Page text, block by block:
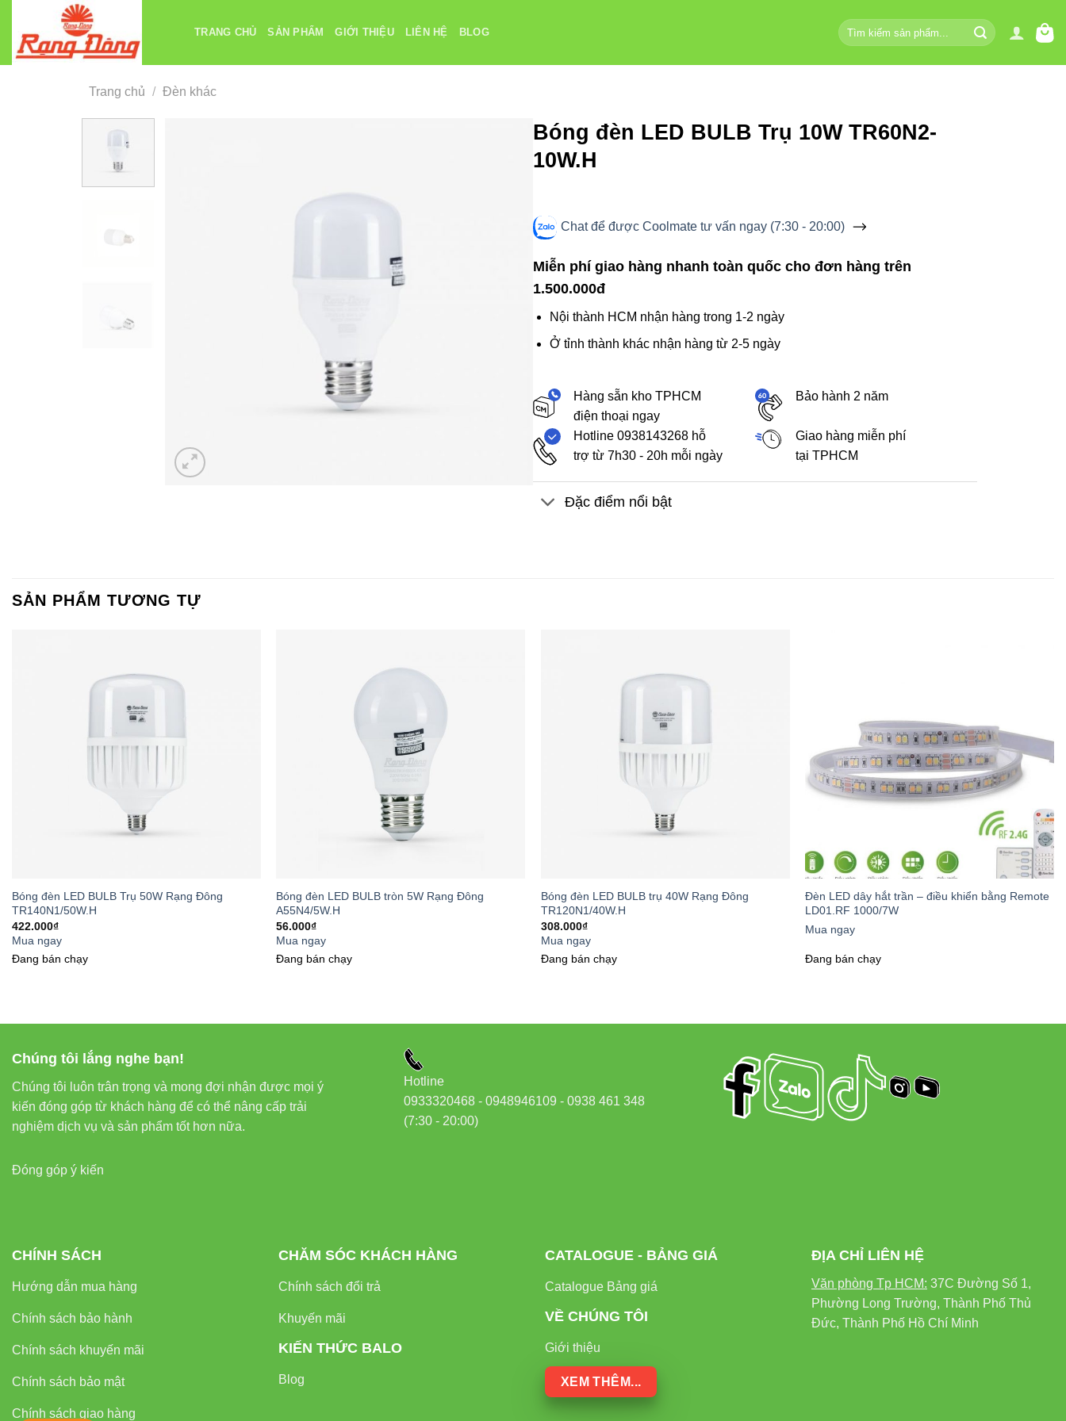
dung
TRANG CHỦ SẢN PHẨM GIỚI THIỆU LIÊN HỆ BLOG
Tìm
kiếm:
Trang chủ / Đèn khác
Bóng đèn LED BULB Trụ 10W TR60N2-
10W.H
Chat để được Coolmate tư vấn ngay (7:30 - 20:00)
Miễn phí giao hàng nhanh toàn quốc cho đơn hàng trên
1.500.000đ
Nội thành HCM nhận hàng trong 1-2 ngày
Ở tỉnh thành khác nhận hàng từ 2-5 ngày
Hàng sẵn kho TPHCM
điện thoại ngay
Bảo hành 2 năm
Hotline 0938143268 hỗ
trợ từ 7h30 - 20h mỗi ngày
Giao hàng miễn phí
tại TPHCM
Đặc điểm nổi bật
SẢN PHẨM TƯƠNG TỰ
Bóng đèn LED BULB Trụ 50W Rạng Đông
TR140N1/50W.H
422.000₫
Mua ngay
Đang bán chạy
Bóng đèn LED BULB tròn 5W Rạng Đông
A55N4/5W.H
56.000₫
Mua ngay
Đang bán chạy
Bóng đèn LED BULB trụ 40W Rạng Đông
TR120N1/40W.H
308.000₫
Mua ngay
Đang bán chạy
Đèn LED dây hắt trần – điều khiển bằng Remote
LD01.RF 1000/7W
Mua ngay
Đang bán chạy
Chúng tôi lắng nghe bạn!
Chúng tôi luôn trân trọng và mong đợi nhận được mọi ý
kiến đóng góp từ khách hàng để có thể nâng cấp trải
nghiệm dịch vụ và sản phẩm tốt hơn nữa.
Đóng góp ý kiến
Hotline
0933320468 - 0948946109 - 0938 461 348
(7:30 - 20:00)
CHÍNH SÁCH
Hướng dẫn mua hàng
Chính sách bảo hành
Chính sách khuyến mãi
Chính sách bảo mật
Chính sách giao hàng
CHĂM SÓC KHÁCH HÀNG
Chính sách đổi trả
Khuyến mãi
KIẾN THỨC BALO
Blog
CATALOGUE - BẢNG GIÁ
Catalogue Bảng giá
VỀ CHÚNG TÔI
Giới thiệu
XEM THÊM...
ĐỊA CHỈ LIÊN HỆ
Văn phòng Tp HCM: 37C Đường Số 1,
Phường Long Trường, Thành Phố Thủ
Đức, Thành Phố Hồ Chí Minh